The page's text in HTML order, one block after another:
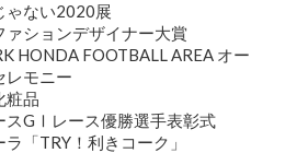
ゃない2020展
ァションデザイナー大賞
HONDA FOOTBALL AREA オー
レモニー
粧品
スGⅠレース優勝選手表彰式
「TRY！利きコーク」